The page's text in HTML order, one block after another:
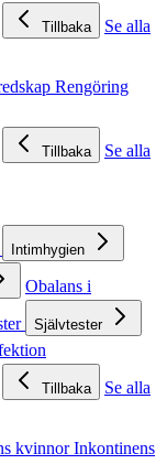
Tillbaka
Se alla
Rengöring
Tillbaka
Se alla
Intimhygien
Obalans i
Självtester
Tillbaka
Se alla
kvinnorInkontinens